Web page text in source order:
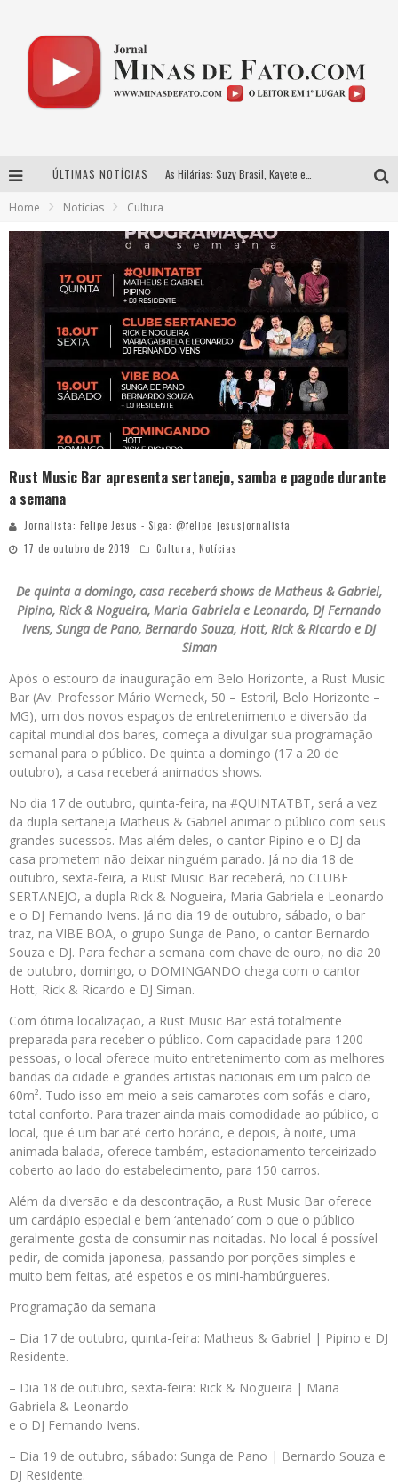
ÚLTIMAS NOTÍCIAS
Usecorp consolida a ‘economia do uso’ no B2B brasileiro, vira S.A. e impulsiona expansão com novo fundo estruturado
Hot Wheels Monster Trucks Live™ confirma Belo Horizonte na turnê América do Sul 2027
Home Notícias Cultura
Rust Music Bar apresenta sertanejo, samba e pagode durante
a semana
Jornalista: Felipe Jesus - Siga: @felipe_jesusjornalista
17 de outubro de 2019
Cultura Notícias
De quinta a domingo, casa receberá shows de Matheus & Gabriel,
Pipino, Rick & Nogueira, Maria Gabriela e Leonardo, DJ Fernando
Ivens, Sunga de Pano, Bernardo Souza, Hott, Rick & Ricardo e DJ
Siman
Após o estouro da inauguração em Belo Horizonte, a Rust Music
Bar (Av. Professor Mário Werneck, 50 – Estoril, Belo Horizonte –
MG), um dos novos espaços de entretenimento e diversão da
capital mundial dos bares, começa a divulgar sua programação
semanal para o público. De quinta a domingo (17 a 20 de
outubro), a casa receberá animados shows.
No dia 17 de outubro, quinta-feira, na #QUINTATBT, será a vez
da dupla sertaneja Matheus & Gabriel animar o público com seus
grandes sucessos. Mas além deles, o cantor Pipino e o DJ da
casa prometem não deixar ninguém parado. Já no dia 18 de
outubro, sexta-feira, a Rust Music Bar receberá, no CLUBE
SERTANEJO, a dupla Rick & Nogueira, Maria Gabriela e Leonardo
e o DJ Fernando Ivens. Já no dia 19 de outubro, sábado, o bar
traz, na VIBE BOA, o grupo Sunga de Pano, o cantor Bernardo
Souza e DJ. Para fechar a semana com chave de ouro, no dia 20
de outubro, domingo, o DOMINGANDO chega com o cantor
Hott, Rick & Ricardo e DJ Siman.
Com ótima localização, a Rust Music Bar está totalmente
preparada para receber o público. Com capacidade para 1200
pessoas, o local oferece muito entretenimento com as melhores
bandas da cidade e grandes artistas nacionais em um palco de
60m². Tudo isso em meio a seis camarotes com sofás e claro,
total conforto. Para trazer ainda mais comodidade ao público, o
local, que é um bar até certo horário, e depois, à noite, uma
animada balada, oferece também, estacionamento terceirizado
coberto ao lado do estabelecimento, para 150 carros.
Além da diversão e da descontração, a Rust Music Bar oferece
um cardápio especial e bem ‘antenado’ com o que o público
geralmente gosta de consumir nas noitadas. No local é possível
pedir, de comida japonesa, passando por porções simples e
muito bem feitas, até espetos e os mini-hambúrgueres.
Programação da semana
– Dia 17 de outubro, quinta-feira: Matheus & Gabriel | Pipino e DJ
Residente.
– Dia 18 de outubro, sexta-feira: Rick & Nogueira | Maria
Gabriela & Leonardo
e o DJ Fernando Ivens.
– Dia 19 de outubro, sábado: Sunga de Pano | Bernardo Souza e
DJ Residente.